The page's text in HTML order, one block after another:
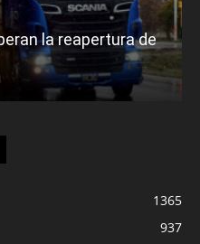
la reapertura de
1365
937